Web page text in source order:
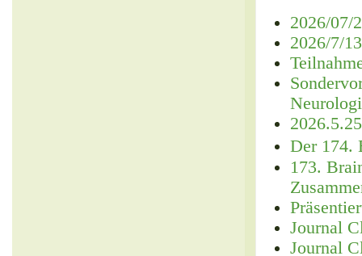
2026/07/
2026/7/
Der 174.
173.
Journal
Journal